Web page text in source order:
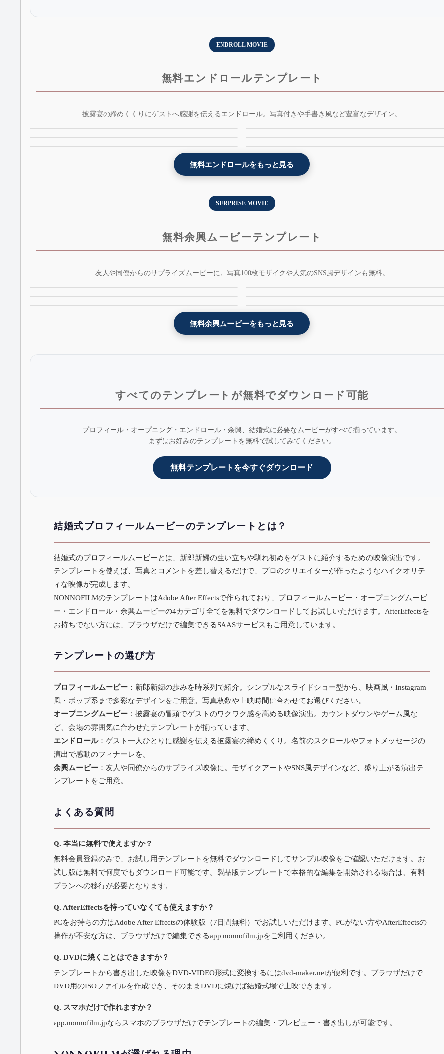
ENDROLL MOVIE
無料エンドロールテンプレート
披露宴の締めくくりにゲストへ感謝を伝えるエンドロール。写真付きや手書き風など豊富なデザイン。
lantern - AE版 - 無料版
weddingram - AE版 - 無料版
黒板風エンドロールムービーテンプレート -
kokuban - 無料版 - AE版
光の粒エンドロールムービーテンプレート -
lightdots - 無料版 - AE版
- AE版 - 無料版
- 無料版 - AE版
無料エンドロールをもっと見る
SURPRISE MOVIE
無料余興ムービーテンプレート
友人や同僚からのサプライズムービーに。写真100枚モザイクや人気のSNS風デザインも無料。
余興お祝いムービー[和風] - tagger - AE版 - 無料版
- 無料版
花火3Dモザイク画 - プレゼント余興ムービーテンプ
花 - プレゼント余興ムービーテンプレート - flower -
無料余興ムービーをもっと見る
すべてのテンプレートが無料でダウンロード可能
プロフィール・オープニング・エンドロール・余興、結婚式に必要なムービーがすべて揃っています。
まずはお好みのテンプレートを無料で試してみてください。
無料テンプレートを今すぐダウンロード
結婚式プロフィールムービーのテンプレートとは？
結婚式のプロフィールムービーとは、新郎新婦の生い立ちや馴れ初めをゲストに紹介するための映像演出です。
テンプレートを使えば、写真とコメントを差し替えるだけで、プロのクリエイターが作ったようなハイクオリテ
ィな映像が完成します。
NONNOFILMのテンプレートはAdobe After Effectsで作られており、プロフィールムービー・オープニングムービ
ー・エンドロール・余興ムービーの4カテゴリ全てを無料でダウンロードしてお試しいただけます。AfterEffectsを
お持ちでない方には、ブラウザだけで編集できるSAASサービス もご用意しています。
テンプレートの選び方
プロフィールムービー ：新郎新婦の歩みを時系列で紹介。シンプルなスライドショー型から、映画風・Instagram
風・ポップ系まで多彩なデザインをご用意。写真枚数や上映時間に合わせてお選びください。
オープニングムービー ：披露宴の冒頭でゲストのワクワク感を高める映像演出。カウントダウンやゲーム風な
ど、会場の雰囲気に合わせたテンプレートが揃っています。
エンドロール：ゲスト一人ひとりに感謝を伝える披露宴の締めくくり。名前のスクロールやフォトメッセージの
演出で感動のフィナーレを。
余興ムービー ：友人や同僚からのサプライズ映像に。モザイクアートやSNS風デザインなど、盛り上がる演出テ
ンプレートをご用意。
よくある質問
Q. 本当に無料で使えますか？
無料会員登録のみで、お試し用テンプレートを無料でダウンロードしてサンプル映像をご確認いただけます。お
試し版は無料で何度でもダウンロード可能です。製品版テンプレートで本格的な編集を開始される場合は、有料
プランへの移行が必要となります。
Q. AfterEffectsを持っていなくても使えますか？
PCをお持ちの方はAdobe After Effectsの体験版（7日間無料）でお試しいただけます。PCがない方やAfterEffectsの
操作が不安な方は、ブラウザだけで編集できるapp.nonnofilm.jpをご利用ください。
Q. DVDに焼くことはできますか？
テンプレートから書き出した映像をDVD-VIDEO形式に変換するにはdvd-maker.netが便利です。ブラウザだけで
DVD用のISOファイルを作成でき、そのままDVDに焼けば結婚式場で上映できます。
Q. スマホだけで作れますか？
app.nonnofilm.jpならスマホのブラウザだけでテンプレートの編集・プレビュー・書き出しが可能です。